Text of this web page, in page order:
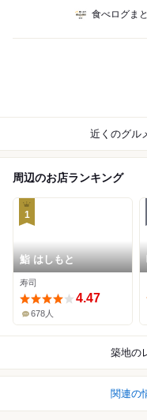
食べログま
近くのグル
周辺のお店ランキング
1
鮨 はしもと
寿司
4.47
678人
築地の
関連の